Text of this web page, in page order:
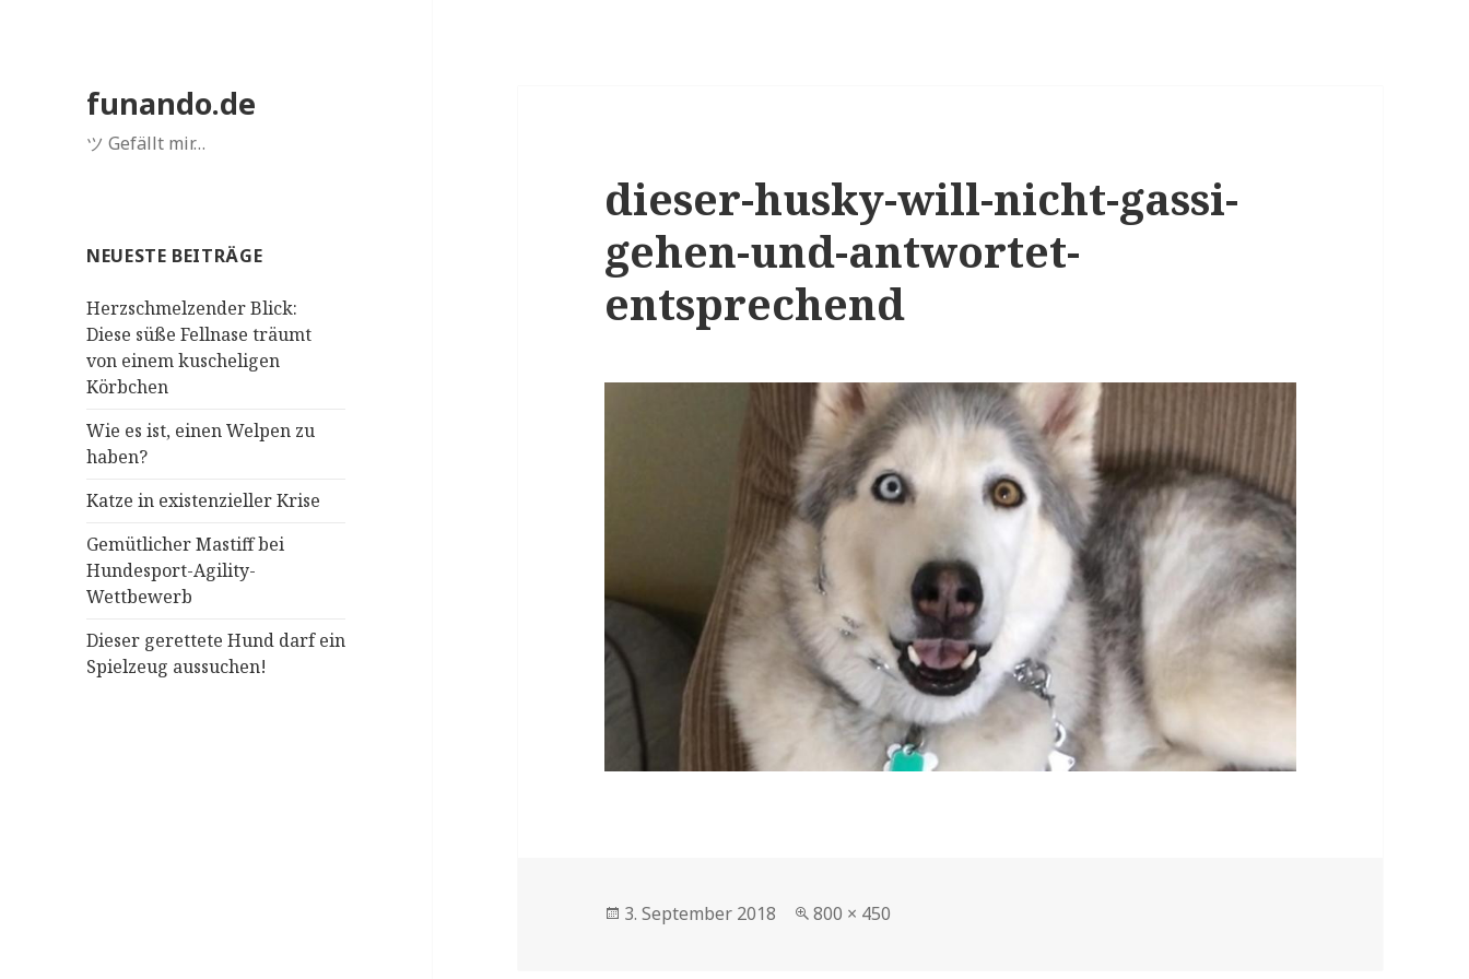
funando.de
ツ Gefällt mir…
NEUESTE BEITRÄGE
Herzschmelzender Blick:
Diese süße Fellnase träumt
von einem kuscheligen
Körbchen
Wie es ist, einen Welpen zu
haben?
Katze in existenzieller Krise
Gemütlicher Mastiff bei
Hundesport-Agility-
Wettbewerb
Dieser gerettete Hund darf ein
Spielzeug aussuchen!
dieser-husky-will-nicht-gassi-
gehen-und-antwortet-
entsprechend
Veröffentlicht
3. September 2018
Volle
800 × 450